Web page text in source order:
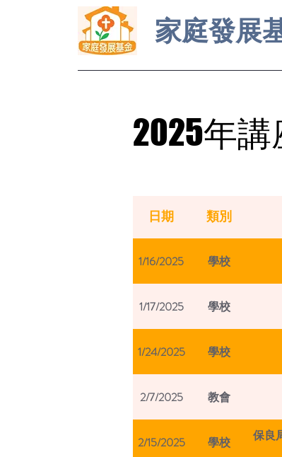
家庭發展
2025年
2025年
日期 類別
1/16/2025 學校
1/17/2025 學校
1/24/2025 學校
2/7/2025 教會
2/15/2025 學校
保良